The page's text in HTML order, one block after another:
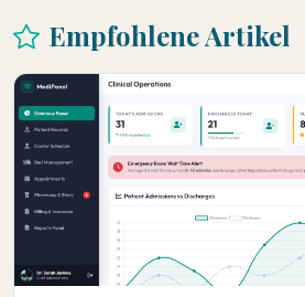
Empfohlene Artikel